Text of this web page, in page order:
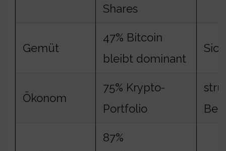
Shares
Gemüt
47% Bitcoin
bleibt dominant
Ökonom
75% Krypto-
Portfolio
87%